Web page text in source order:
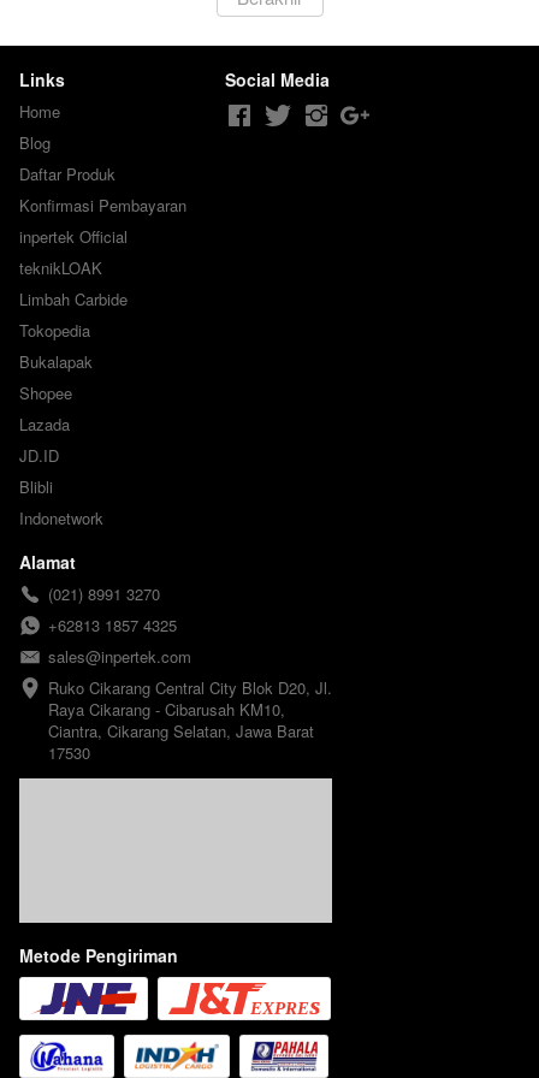
Links
Home
Blog
Daftar Produk
Konfirmasi Pembayaran
inpertek Official
teknikLOAK
Limbah Carbide
Tokopedia
Bukalapak
Shopee
Lazada
JD.ID
Blibli
Indonetwork
Social Media
Alamat
(021) 8991 3270
+62813 1857 4325
sales@inpertek.com
Ruko Cikarang Central City Blok D20, Jl.
Raya Cikarang - Cibarusah KM10,
Ciantra, Cikarang Selatan, Jawa Barat
17530
Metode Pengiriman